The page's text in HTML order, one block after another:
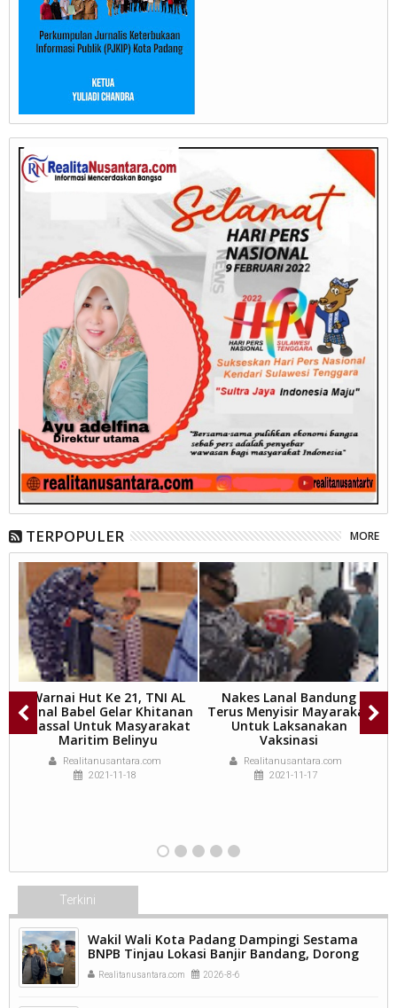
TERPOPULER MORE
Warnai Hut Ke 21, TNI AL
Lanal Babel Gelar Khitanan
Massal Untuk Masyarakat
Maritim Belinyu
Realitanusantara.com
2021-11-18
Nakes Lanal Bandung
Terus Menyisir Mayarakat
Untuk Laksanakan
Vaksinasi
Realitanusantara.com
2021-11-17
Terkini
Wakil Wali Kota Padang Dampingi Sestama
BNPB Tinjau Lokasi Banjir Bandang, Dorong
Percepatan Penanganan Pascabencana.
Realitanusantara.com 2026-8-6